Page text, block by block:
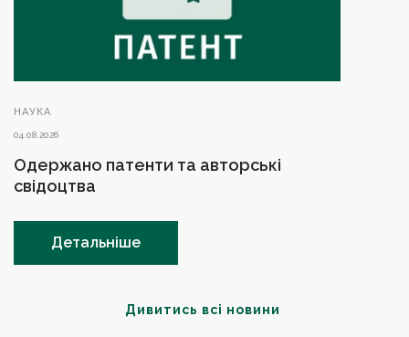
Дивитись всі новини
НАУКА
04.08.2026
Одержано патенти та авторські
свідоцтва
Детальніше